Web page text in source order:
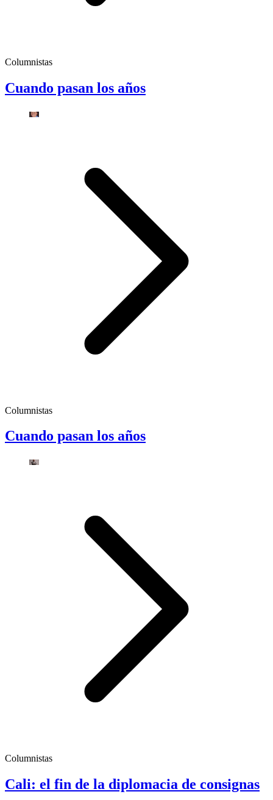
Columnistas
Cuando pasan los años
Columnistas
Cuando pasan los años
Columnistas
Cali: el fin de la diplomacia de consignas